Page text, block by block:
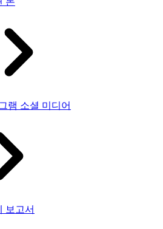
램 소셜 미디어
보고서